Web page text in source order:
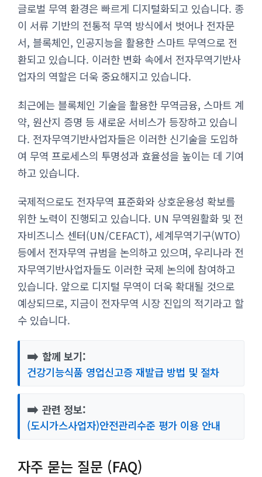
글로벌 무역 환경은 빠르게 디지털화되고 있습니다. 종
이 서류 기반의 전통적 무역 방식에서 벗어나 전자문
서, 블록체인, 인공지능을 활용한 스마트 무역으로 전
환되고 있습니다. 이러한 변화 속에서 전자무역기반사
업자의 역할은 더욱 중요해지고 있습니다.
최근에는 블록체인 기술을 활용한 무역금융, 스마트 계
약, 원산지 증명 등 새로운 서비스가 등장하고 있습니
다. 전자무역기반사업자들은 이러한 신기술을 도입하
여 무역 프로세스의 투명성과 효율성을 높이는 데 기여
하고 있습니다.
국제적으로도 전자무역 표준화와 상호운용성 확보를
위한 노력이 진행되고 있습니다. UN 무역원활화 및 전
자비즈니스 센터(UN/CEFACT), 세계무역기구(WTO)
등에서 전자무역 규범을 논의하고 있으며, 우리나라 전
자무역기반사업자들도 이러한 국제 논의에 참여하고
있습니다. 앞으로 디지털 무역이 더욱 확대될 것으로
예상되므로, 지금이 전자무역 시장 진입의 적기라고 할
수 있습니다.
➡️ 함께 보기:
건강기능식품 영업신고증 재발급 방법 및 절차
➡️ 관련 정보:
(도시가스사업자)안전관리수준 평가 이용 안내
자주 묻는 질문 (FAQ)